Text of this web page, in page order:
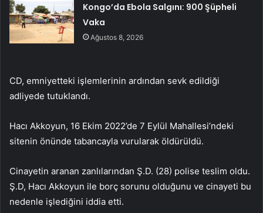
Kongo’da Ebola Salgını: 900 Şüpheli
Vaka
Ağustos 8, 2026
CD, emniyetteki işlemlerinin ardından sevk edildiği
adliyede tutuklandı.
Hacı Akkoyun, 16 Ekim 2022’de 7 Eylül Mahallesi’ndeki
sitenin önünde tabancayla vurularak öldürüldü.
Cinayetin aranan zanlılarından Ş.D. (28) polise teslim oldu.
Ş.D, Hacı Akkoyun ile borç sorunu olduğunu ve cinayeti bu
nedenle işlediğini iddia etti.